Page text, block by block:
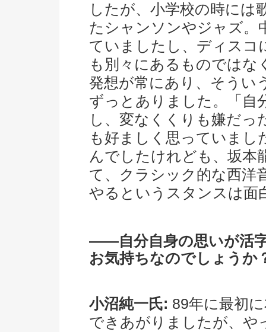
したが、小学校の時には
たシャンソンやジャズ。
ていましたし、ディスコ
も別々にあるものではな
発想が常にあり、そうい
ずっとありました。「自
し、変なくくりも嫌だっ
も好ましく思っていまし
んでしたけれども、坂本
て、クラシック的な西洋
やるというスタンスは面
――自分自身の思いが活
お気持ちなのでしょうか
小沼純一氏: 89年に最初
できあがりましたが、や